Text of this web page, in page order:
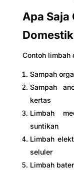
Apa Saja
Contoh limbah
Sampah
Sampah
kertas
Limbah
suntikan
Limbah
seluler
Limbah